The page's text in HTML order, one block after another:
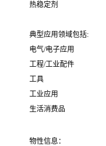
热稳定剂
典型应用领域包括:
电气/电子应用
工程/工业配件
工具
工业应用
生活消费品
物性信息：